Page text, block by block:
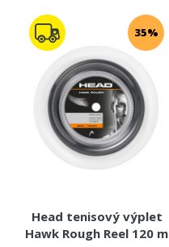
35%
Head tenisový výplet
Hawk Rough Reel 120 m